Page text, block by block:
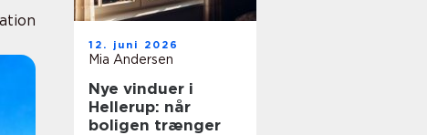
12. juni 2026
Mia Andersen
Nye vinduer i
Hellerup: når
boligen trænger